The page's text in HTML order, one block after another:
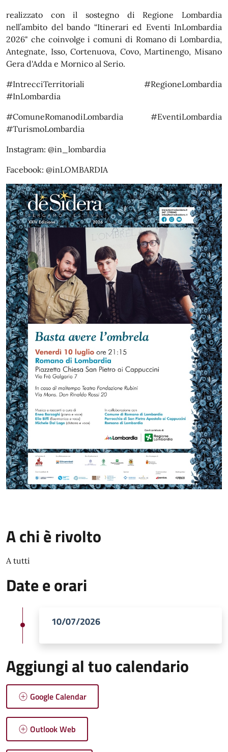
realizzato con il sostegno di Regione Lombardia
nell’ambito del bando “Itinerari ed Eventi InLombardia
2026" che coinvolge i comuni di Romano di Lombardia,
Antegnate, Isso, Cortenuova, Covo, Martinengo, Misano
Gera d'Adda e Mornico al Serio.
#IntrecciTerritoriali #RegioneLombardia
#InLombardia
#ComuneRomanodiLombardia #EventiLombardia
#TurismoLombardia
Instagram: @in_lombardia
Facebook: @inLOMBARDIA
A chi è rivolto
A tutti
Date e orari
10/07/2026
Aggiungi al tuo calendario
Google Calendar
Outlook Web